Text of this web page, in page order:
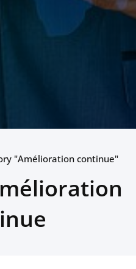
"Amélioration continue"